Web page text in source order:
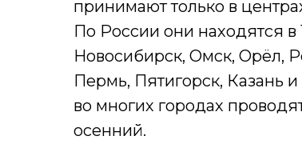
принимают только в
По России они находятся в
Новосибирск, Омск, Орёл,
Пермь, Пятигорск, Казань
во многих городах
осенний.